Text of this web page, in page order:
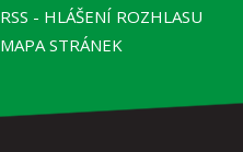
RSS - HLÁŠENÍ ROZHLASU
MAPA STRÁNEK